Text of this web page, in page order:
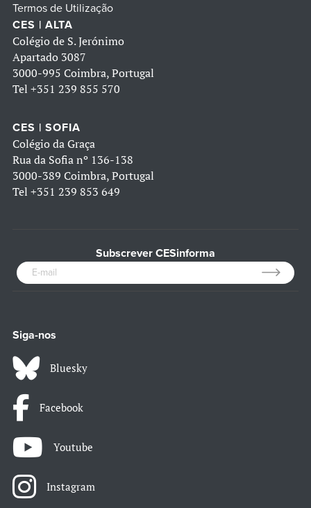
Termos de Utilização
CES | ALTA
Colégio de S. Jerónimo
Apartado 3087
3000-995 Coimbra, Portugal
Tel +351 239 855 570
CES | SOFIA
Colégio da Graça
Rua da Sofia nº 136-138
3000-389 Coimbra, Portugal
Tel +351 239 853 649
Subscrever CESinforma
Siga-nos
Bluesky
Facebook
Youtube
Instagram